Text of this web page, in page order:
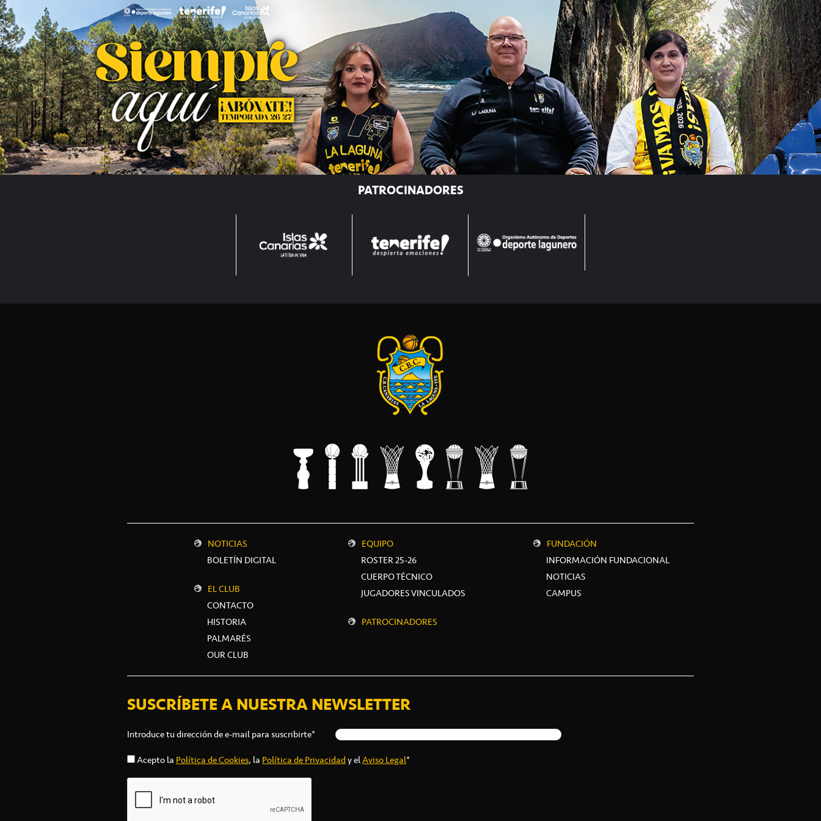
PATROCINADORES
NOTICIAS
BOLETÍN DIGITAL
EL CLUB
CONTACTO
HISTORIA
PALMARÉS
OUR CLUB
EQUIPO
ROSTER 25-26
CUERPO TÉCNICO
JUGADORES VINCULADOS
PATROCINADORES
FUNDACIÓN
INFORMACIÓN FUNDACIONAL
NOTICIAS
CAMPUS
SUSCRÍBETE A NUESTRA NEWSLETTER
Introduce tu dirección de e-mail para suscribirte*
Acepto la Política de Cookies, la Política de Privacidady elAviso Legal*